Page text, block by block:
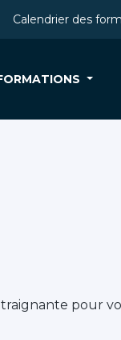
Calendrier des
pour